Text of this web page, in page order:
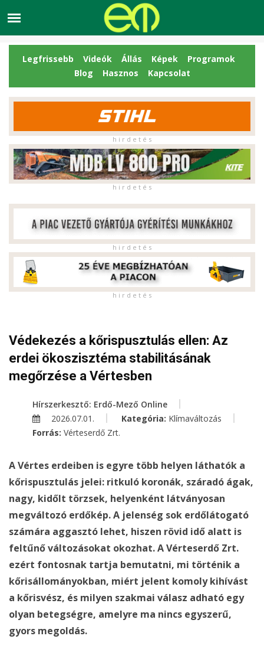
Legfrissebb Videók Állás Képek
Programok
Blog
Hasznos Kapcsolat
h i r d e t é s
h i r d e t é s
h i r d e t é s
h i r d e t é s
Védekezés a kőrispusztulás ellen: Az
erdei ökoszisztéma stabilitásának
megőrzése a Vértesben
Hírszerkesztő: Erdő-Mező Online
2026.07.01.
Kategória: Klímaváltozás
Forrás: Vérteserdő Zrt.
A Vértes erdeiben is egyre több helyen láthatók a
kőrispusztulás jelei: ritkuló koronák, száradó ágak,
nagy, kidőlt törzsek, helyenként látványosan
megváltozó erdőkép. A jelenség sok erdőlátogató
számára aggasztó lehet, hiszen rövid idő alatt is
feltűnő változásokat okozhat. A Vérteserdő Zrt.
ezért fontosnak tartja bemutatni, mi történik a
kőrisállományokban, miért jelent komoly kihívást
a kőrisvész, és milyen szakmai válasz adható egy
olyan betegségre, amelyre ma nincs egyszerű,
gyors megoldás.